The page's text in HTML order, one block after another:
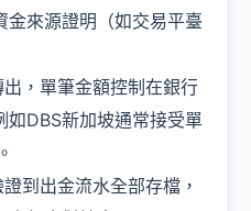
金來源證明（如交易平臺
出，單筆金額控制在銀行
如DBS新加坡通常接受單
證到出金流水全部存檔，